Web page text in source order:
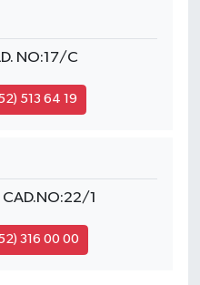
NO:17/C
513 64 19
1
316 00 00